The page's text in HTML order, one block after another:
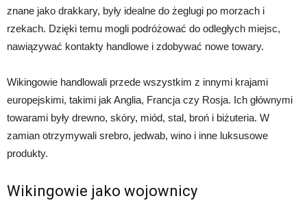
znane jako drakkary, były idealne do żeglugi po morzach i
rzekach. Dzięki temu mogli podróżować do odległych miejsc,
nawiązywać kontakty handlowe i zdobywać nowe towary.
Wikingowie handlowali przede wszystkim z innymi krajami
europejskimi, takimi jak Anglia, Francja czy Rosja. Ich głównymi
towarami były drewno, skóry, miód, stal, broń i biżuteria. W
zamian otrzymywali srebro, jedwab, wino i inne luksusowe
produkty.
Wikingowie jako wojownicy